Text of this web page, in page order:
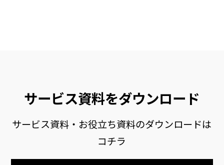
サービス資料をダウンロード
サービス資料・お役立ち資料のダウンロードは
コチラ